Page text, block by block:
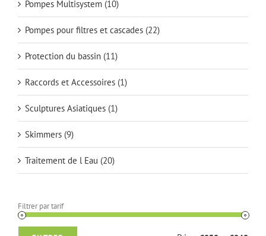
Pompes Multisystem (10)
Pompes pour filtres et cascades (22)
Protection du bassin (11)
Raccords et Accessoires (1)
Sculptures Asiatiques (1)
Skimmers (9)
Traitement de l Eau (20)
Filtrer par tarif